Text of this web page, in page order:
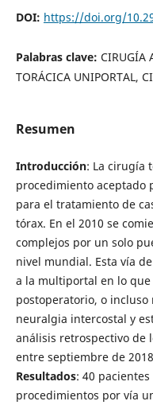
DOI: https://doi.org/
Palabras clave: CIRUGÍA
TORÁCICA UNIPORTAL,
Resumen
Introducción: La cirugía
procedimiento aceptado
para el tratamiento de
tórax. En el 2010 se
complejos por un solo
nivel mundial. Esta vía
a la multiportal en lo
postoperatorio, o
neuralgia intercostal y
análisis retrospectivo de
entre septiembre de
Resultados: 40
procedimientos por vía